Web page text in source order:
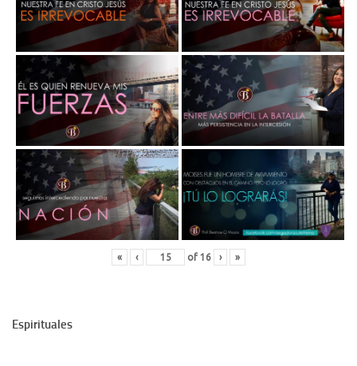
« ‹ of 16 › »
Espirituales